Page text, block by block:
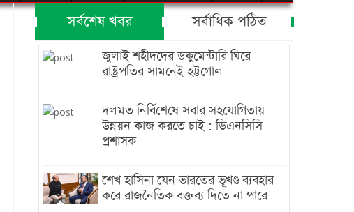
সর্বশেষ খবর সর্বাধিক পঠিত
জুলাই শহীদদের ডকুমেন্টারি ঘিরে
রাষ্ট্রপতির সামনেই হট্টগোল
দলমত নির্বিশেষে সবার সহযোগিতায়
উন্নয়ন কাজ করতে চাই : ডিএনসিসি
প্রশাসক
শেখ হাসিনা যেন ভারতের ভূখণ্ড ব্যবহার
করে রাজনৈতিক বক্তব্য দিতে না পারে